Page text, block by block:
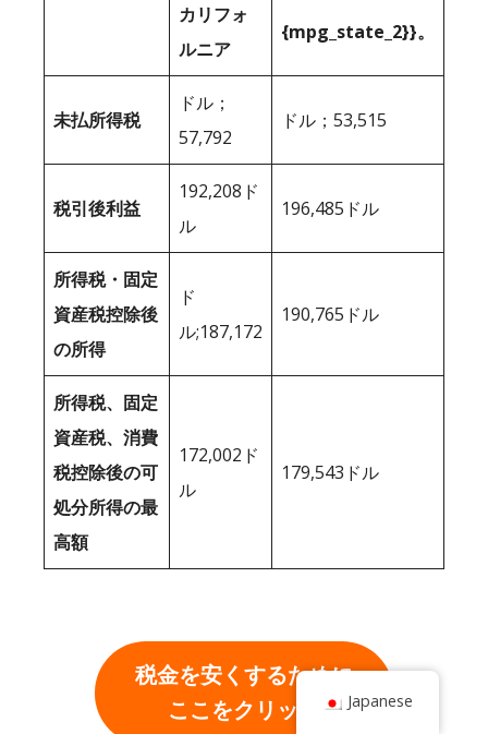
カリフォ
ルニア
{mpg_state_2}}。
未払所得税
ドル；
57,792
ドル；53,515
税引後利益
192,208ド
ル
196,485ドル
所得税・固定
資産税控除後
の所得
ド
ル;187,172
190,765ドル
所得税、固定
資産税、消費
税控除後の可
処分所得の最
高額
172,002ド
ル
179,543ドル
税金を安くするために
ここをクリック
Japanese